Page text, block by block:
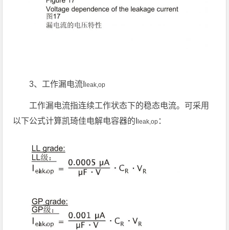
3、工作漏电流Ileak,op
工作漏电流指连续工作状态下的稳态电流。可采用
以下公式计算凯琦佳电解电容器的Ileak,op ：